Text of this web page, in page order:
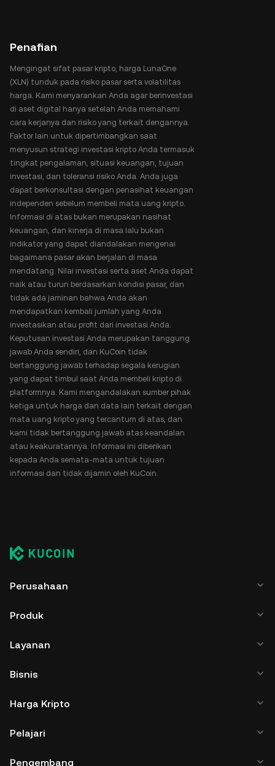
Penafian
Mengingat sifat pasar kripto, harga LunaOne
(XLN) tunduk pada risiko pasar serta volatilitas
harga. Kami menyarankan Anda agar berinvestasi
di aset digital hanya setelah Anda memahami
cara kerjanya dan risiko yang terkait dengannya.
Faktor lain untuk dipertimbangkan saat
menyusun strategi investasi kripto Anda termasuk
tingkat pengalaman, situasi keuangan, tujuan
investasi, dan toleransi risiko Anda. Anda juga
dapat berkonsultasi dengan penasihat keuangan
independen sebelum membeli mata uang kripto.
Informasi di atas bukan merupakan nasihat
keuangan, dan kinerja di masa lalu bukan
indikator yang dapat diandalakan mengenai
bagaimana pasar akan berjalan di masa
mendatang. Nilai investasi serta aset Anda dapat
naik atau turun berdasarkan kondisi pasar, dan
tidak ada jaminan bahwa Anda akan
mendapatkan kembali jumlah yang Anda
investasikan atau profit dari investasi Anda.
Keputusan investasi Anda merupakan tanggung
jawab Anda sendiri, dan KuCoin tidak
bertanggung jawab terhadap segala kerugian
yang dapat timbul saat Anda membeli kripto di
platformnya. Kami mengandalakan sumber pihak
ketiga untuk harga dan data lain terkait dengan
mata uang kripto yang tercantum di atas, dan
kami tidak bertanggung jawab atas keandalan
atau keakuratannya. Informasi ini diberikan
kepada Anda semata-mata untuk tujuan
informasi dan tidak dijamin oleh KuCoin.
Perusahaan
Produk
Layanan
Bisnis
Harga Kripto
Pelajari
Pengembang